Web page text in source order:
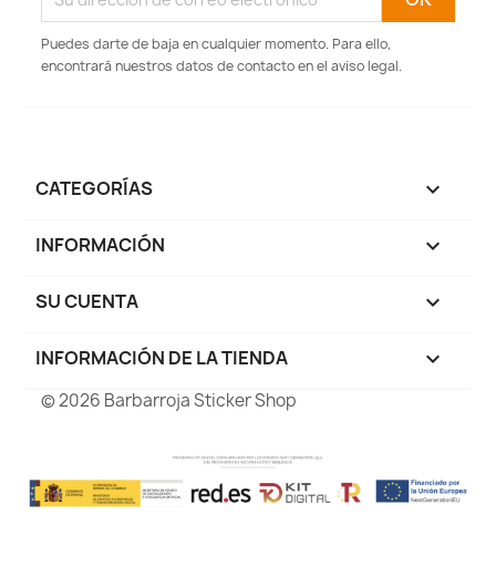
Puedes darte de baja en cualquier momento. Para ello,
encontrará nuestros datos de contacto en el aviso legal.
CATEGORÍAS 
INFORMACIÓN 
SU CUENTA 
INFORMACIÓN DE LA TIENDA keyboard_arrow_down
© 2026 Barbarroja Sticker Shop